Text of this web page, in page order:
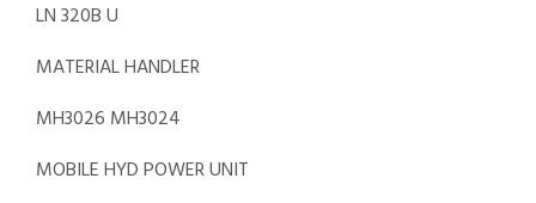
LN 320B U
MATERIAL HANDLER
MH3026 MH3024
MOBILE HYD POWER UNIT